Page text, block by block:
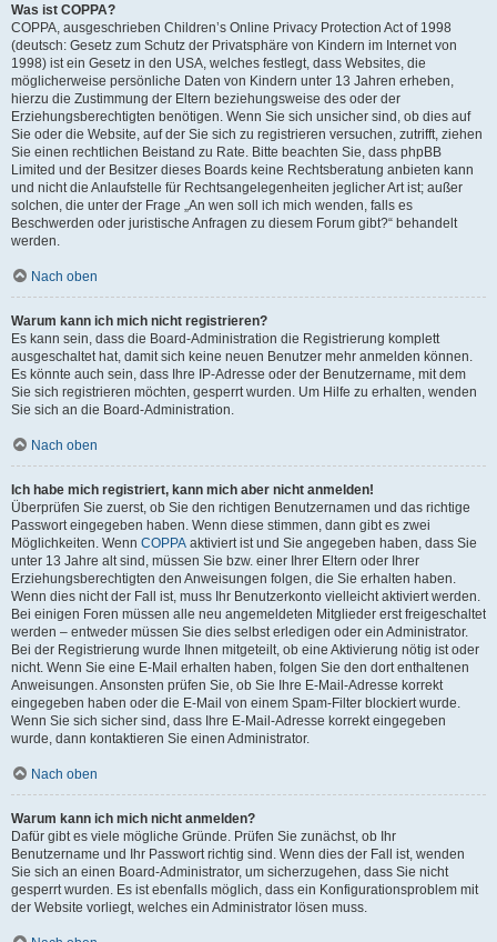
Was ist COPPA?
COPPA, ausgeschrieben Children’s Online Privacy Protection Act of 1998
(deutsch: Gesetz zum Schutz der Privatsphäre von Kindern im Internet von
1998) ist ein Gesetz in den USA, welches festlegt, dass Websites, die
möglicherweise persönliche Daten von Kindern unter 13 Jahren erheben,
hierzu die Zustimmung der Eltern beziehungsweise des oder der
Erziehungsberechtigten benötigen. Wenn Sie sich unsicher sind, ob dies auf
Sie oder die Website, auf der Sie sich zu registrieren versuchen, zutrifft, ziehen
Sie einen rechtlichen Beistand zu Rate. Bitte beachten Sie, dass phpBB
Limited und der Besitzer dieses Boards keine Rechtsberatung anbieten kann
und nicht die Anlaufstelle für Rechtsangelegenheiten jeglicher Art ist; außer
solchen, die unter der Frage „An wen soll ich mich wenden, falls es
Beschwerden oder juristische Anfragen zu diesem Forum gibt?“ behandelt
werden.
Nach oben
Warum kann ich mich nicht registrieren?
Es kann sein, dass die Board-Administration die Registrierung komplett
ausgeschaltet hat, damit sich keine neuen Benutzer mehr anmelden können.
Es könnte auch sein, dass Ihre IP-Adresse oder der Benutzername, mit dem
Sie sich registrieren möchten, gesperrt wurden. Um Hilfe zu erhalten, wenden
Sie sich an die Board-Administration.
Nach oben
Ich habe mich registriert, kann mich aber nicht anmelden!
Überprüfen Sie zuerst, ob Sie den richtigen Benutzernamen und das richtige
Passwort eingegeben haben. Wenn diese stimmen, dann gibt es zwei
Möglichkeiten. Wenn COPPA aktiviert ist und Sie angegeben haben, dass Sie
unter 13 Jahre alt sind, müssen Sie bzw. einer Ihrer Eltern oder Ihrer
Erziehungsberechtigten den Anweisungen folgen, die Sie erhalten haben.
Wenn dies nicht der Fall ist, muss Ihr Benutzerkonto vielleicht aktiviert werden.
Bei einigen Foren müssen alle neu angemeldeten Mitglieder erst freigeschaltet
werden – entweder müssen Sie dies selbst erledigen oder ein Administrator.
Bei der Registrierung wurde Ihnen mitgeteilt, ob eine Aktivierung nötig ist oder
nicht. Wenn Sie eine E-Mail erhalten haben, folgen Sie den dort enthaltenen
Anweisungen. Ansonsten prüfen Sie, ob Sie Ihre E-Mail-Adresse korrekt
eingegeben haben oder die E-Mail von einem Spam-Filter blockiert wurde.
Wenn Sie sich sicher sind, dass Ihre E-Mail-Adresse korrekt eingegeben
wurde, dann kontaktieren Sie einen Administrator.
Nach oben
Warum kann ich mich nicht anmelden?
Dafür gibt es viele mögliche Gründe. Prüfen Sie zunächst, ob Ihr
Benutzername und Ihr Passwort richtig sind. Wenn dies der Fall ist, wenden
Sie sich an einen Board-Administrator, um sicherzugehen, dass Sie nicht
gesperrt wurden. Es ist ebenfalls möglich, dass ein Konfigurationsproblem mit
der Website vorliegt, welches ein Administrator lösen muss.